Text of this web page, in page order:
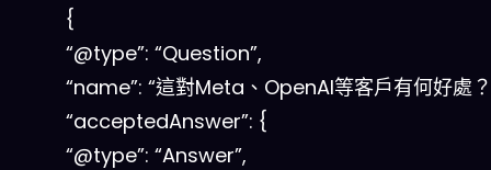
{
“@type”: “Question”,
“name”: “這對Meta、OpenAI等客戶有何好處
“acceptedAnswer”: {
“@type”: “Answer”,